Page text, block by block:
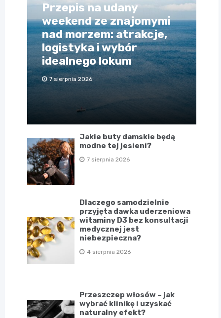
Przepis na udany
weekend ze znajomymi
nad morzem: atrakcje,
logistyka i wybór
idealnego lokum
7 sierpnia 2026
Jakie buty damskie będą
modne tej jesieni?
7 sierpnia 2026
Dlaczego samodzielnie
przyjęta dawka uderzeniowa
witaminy D3 bez konsultacji
medycznej jest
niebezpieczna?
4 sierpnia 2026
Przeszczep włosów – jak
wybrać klinikę i uzyskać
naturalny efekt?